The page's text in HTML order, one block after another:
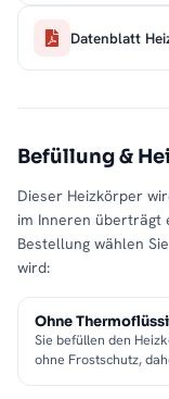
Datenblatt
Befüllung &
Dieser Heizkörper
im Inneren überträgt
Bestellung wählen
wird:
Ohne
Sie befüllen den
ohne Frostschutz,